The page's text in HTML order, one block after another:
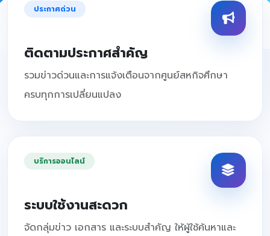
ประกาศด่วน
ติดตามประกาศสำคัญ
รวมข่าวด่วนและการแจ้งเตือนจากศูนย์สหกิจศึกษา
ครบทุกการเปลี่ยนแปลง
บริการออนไลน์
ระบบใช้งานสะดวก
จัดกลุ่มข่าว เอกสาร และระบบสำคัญ ให้ผู้ใช้ค้นหาและ